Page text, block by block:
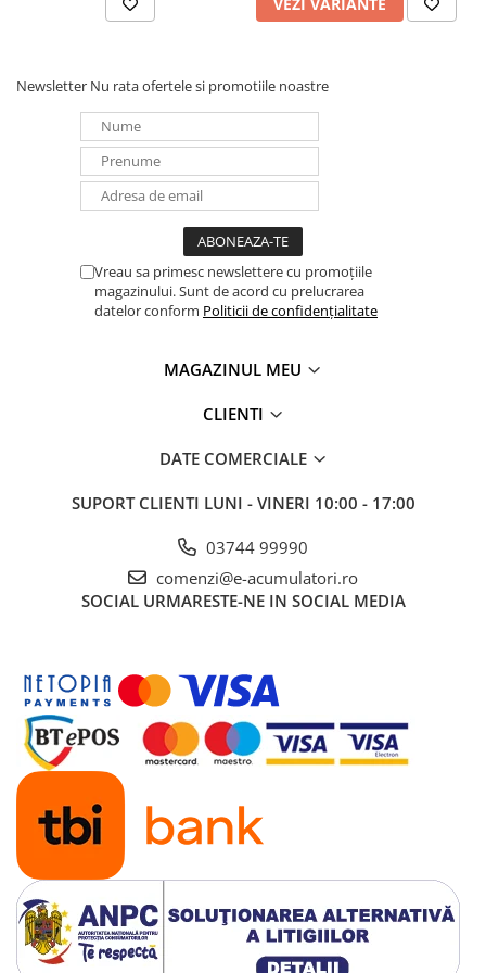
Panouri portabile
Statii energie portabile
Intrerupatoare si prize
Dulapuri pentru cablare
Sigurante
Tablouri electrice
Lumina (Becuri si Lanterne)
cabluri USB, prelungitoare USB
Cablu de date si Adaptoare
Invertoare
Statii de incarcare EV
OUTLET
Pompe de caldura
Newsletter Nu rata ofertele si promotiile noastre
Vreau sa primesc newslettere cu promoțiile
magazinului. Sunt de acord cu prelucrarea
datelor conform Politicii de confidențialitate
MAGAZINUL MEU
CLIENTI
DATE COMERCIALE
SUPORT CLIENTI LUNI - VINERI 10:00 - 17:00
03744 99990
comenzi@e-acumulatori.ro
SOCIAL URMARESTE-NE IN SOCIAL MEDIA